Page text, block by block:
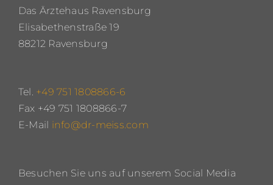
Das Ärztehaus Ravensburg
Elisabethenstraße 19
88212 Ravensburg
Tel. +49 751 1808866-6
Fax +49 751 1808866-7
E-Mail info@dr-meiss.com
Besuchen Sie uns auf unserem Social Media